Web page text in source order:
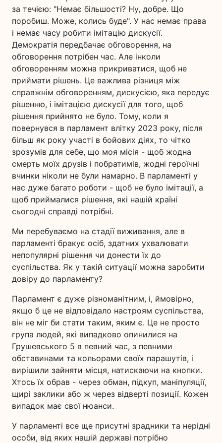
за течією: "Немає більшості? Ну, добре. Що
поробиш. Може, колись буде". У нас немає права
і немає часу робити імітацію дискусії.
Демократія передбачає обговорення, на
обговорення потрібен час. Але інколи
обговоренням можна прикриватися, щоб не
приймати рішень. Це важлива різниця між
справжнім обговоренням, дискусією, яка передує
рішенню, і імітацією дискусії для того, щоб
рішення прийнято не було. Тому, коли я
повернувся в парламент влітку 2023 року, після
більш як року участі в бойових діях, то чітко
зрозумів для себе, що моя місія - щоб жодна
смерть моїх друзів і побратимів, жодні героїчні
вчинки ніколи не були намарно. В парламенті у
нас дуже багато роботи - щоб не було імітації, а
щоб приймалися рішення, які нашій країні
сьогодні справді потрібні.
Ми перебуваємо на стадії виживання, але в
парламенті бракує осіб, здатних ухвалювати
непопулярні рішення чи донести їх до
суспільства. Як у такій ситуації можна заробити
довіру до парламенту?
Парламент є дуже різноманітним, і, ймовірно,
якщо б це не відповідало настроям суспільства,
він не міг би стати таким, яким є. Це не просто
група людей, які випадково опинилися на
Грушевського 5 в певний час, з певними
обставинами та кольорами своїх парашутів, і
вирішили зайняти місця, натискаючи на кнопки.
Хтось їх обрав - через обман, підкуп, маніпуляції,
щирі заклики або ж через відверті позиції. Кожен
випадок має свої нюанси.
У парламенті все ще присутні зрадники та нерідні
особи, від яких нашій державі потрібно